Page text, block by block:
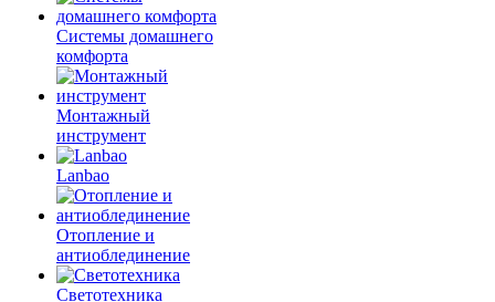
Системы домашнего
комфорта
Монтажный
инструмент
Lanbao
Отопление и
антиоблединение
Светотехника